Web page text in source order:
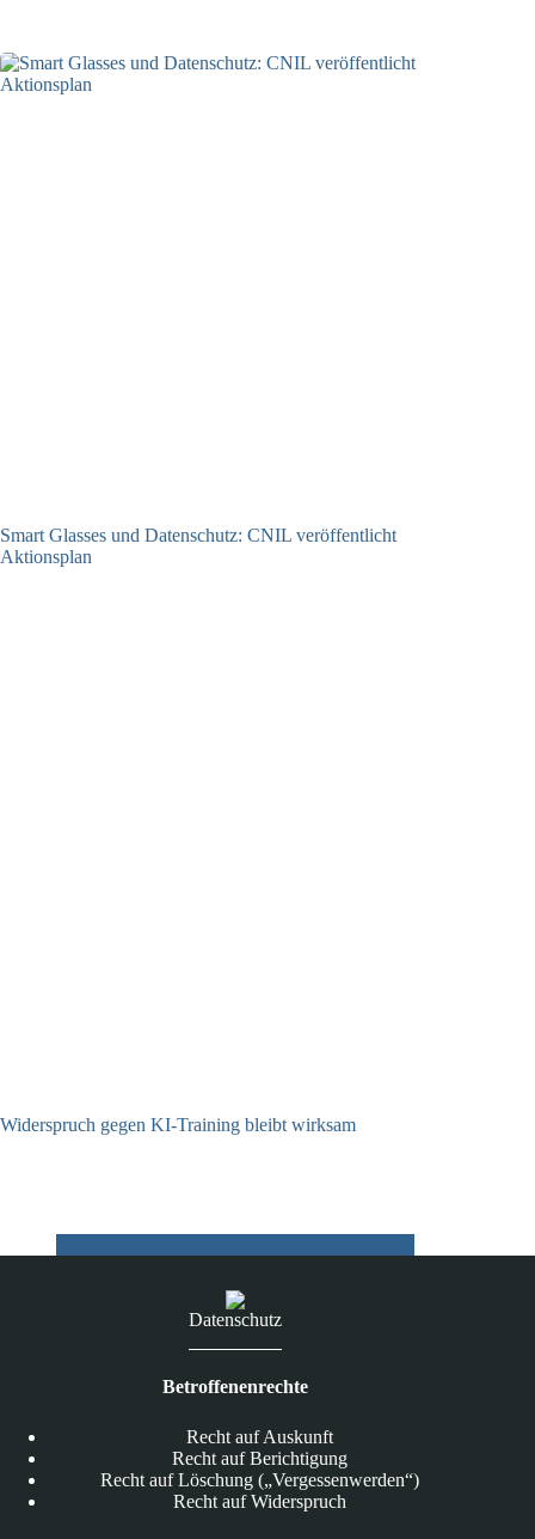
Smart Glasses und Datenschutz: CNIL veröffentlicht
Aktionsplan
Widerspruch gegen KI-Training bleibt wirksam
Datenschutz
Betroffenenrechte
Recht auf Auskunft
Recht auf Berichtigung
Recht auf Löschung („Vergessenwerden“)
Recht auf Widerspruch